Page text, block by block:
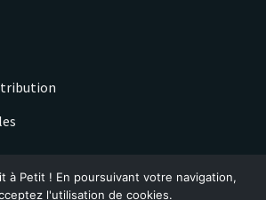
Petit à Petit © 2026
à Petit ! En poursuivant votre navigation,
l'utilisation de cookies.